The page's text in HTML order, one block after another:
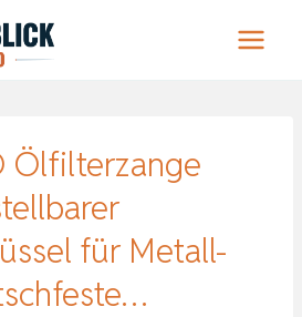
Ölfilterzange
für Metall-